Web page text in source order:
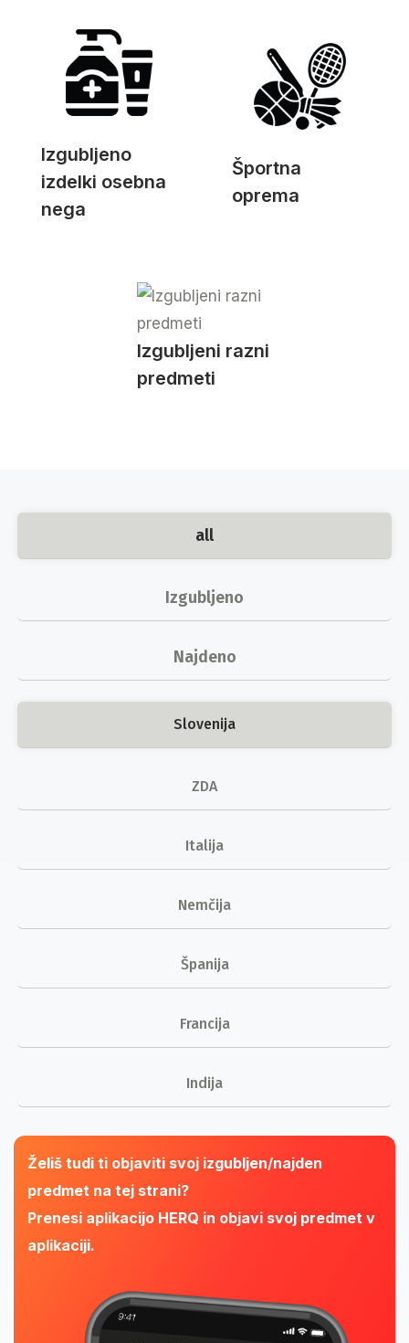
Izgubljeno
izdelki osebna
nega
Športna
oprema
Izgubljeni razni
predmeti
all
Izgubljeno
Najdeno
Slovenija
ZDA
Italija
Nemčija
Španija
Francija
Indija
Želiš tudi ti objaviti svoj izgubljen/najden
predmet na tej strani?
Prenesi aplikacijo HERQ in objavi svoj predmet v
aplikaciji.